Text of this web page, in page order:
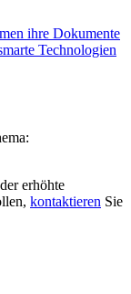
ihre Dokumente
Technologien
erhöhte
kontaktieren Sie